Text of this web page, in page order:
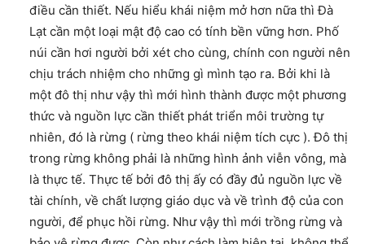
điều cần thiết. Nếu hiểu khái niệm mở hơn nữa thì Đà
Lạt cần một loại mật độ cao có tính bền vững hơn. Phố
núi cần hơi người bởi xét cho cùng, chính con người nên
chịu trách nhiệm cho những gì mình tạo ra. Bởi khi là
một đô thị như vậy thì mới hình thành được một phương
thức và nguồn lực cần thiết phát triển môi trường tự
nhiên, đó là rừng ( rừng theo khái niệm tích cực ). Đô thị
trong rừng không phải là những hình ảnh viễn vông, mà
là thực tế. Thực tế bởi đô thị ấy có đầy đủ nguồn lực về
tài chính, về chất lượng giáo dục và về trình độ của con
người, để phục hồi rừng. Như vậy thì mới trồng rừng và